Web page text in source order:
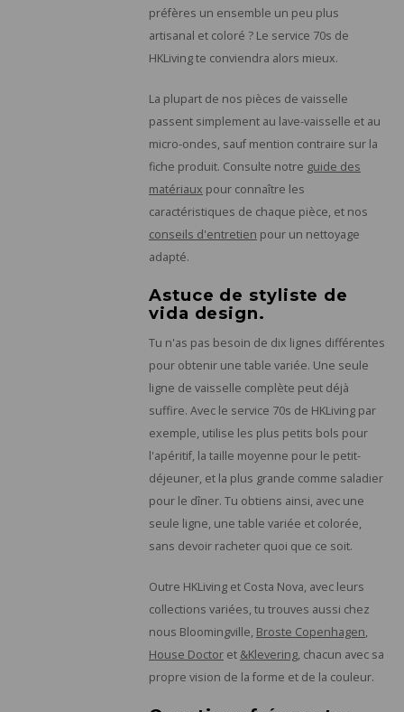
préfères un ensemble un peu plus
artisanal et coloré ? Le service 70s de
HKLiving te conviendra alors mieux.
La plupart de nos pièces de vaisselle
passent simplement au lave-vaisselle et au
micro-ondes, sauf mention contraire sur la
fiche produit. Consulte notre guide des
matériaux pour connaître les
caractéristiques de chaque pièce, et nos
conseils d'entretien pour un nettoyage
adapté.
Astuce de styliste de
vida design.
Tu n'as pas besoin de dix lignes différentes
pour obtenir une table variée. Une seule
ligne de vaisselle complète peut déjà
suffire. Avec le service 70s de HKLiving par
exemple, utilise les plus petits bols pour
l'apéritif, la taille moyenne pour le petit-
déjeuner, et la plus grande comme saladier
pour le dîner. Tu obtiens ainsi, avec une
seule ligne, une table variée et colorée,
sans devoir racheter quoi que ce soit.
Outre HKLiving et Costa Nova, avec leurs
collections variées, tu trouves aussi chez
nous Bloomingville, Broste Copenhagen,
House Doctor et &Klevering, chacun avec sa
propre vision de la forme et de la couleur.